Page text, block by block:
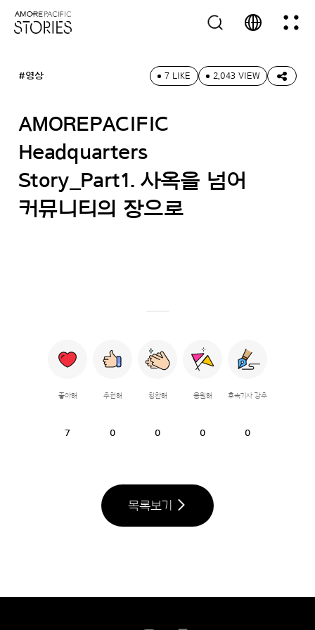
#영상 7 LIKE 2,043 VIEW
AMOREPACIFIC
Headquarters
Story_Part1. 사옥을 넘어
커뮤니티의 장으로
좋아해
7
추천해
0
칭찬해
0
응원해
0
후속기사 강추
0
목록보기